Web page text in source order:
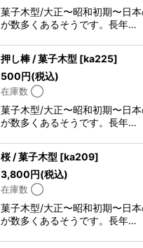
菓子木型/大正〜昭和初期〜日
が数多くあるそうです。長年…
押し棒 / 菓子木型 [ka225]
500円(税込)
在庫数 ◯
菓子木型/大正〜昭和初期〜日
が数多くあるそうです。長年…
桜 / 菓子木型 [ka209]
3,800円(税込)
在庫数 ◯
菓子木型/大正〜昭和初期〜日
が数多くあるそうです。長年…